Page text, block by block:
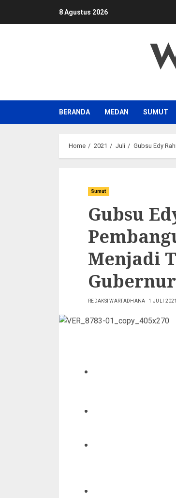
8 Agustus 2026
BERANDA MEDAN SUMUT
Home 2021 Juli Gubsu Edy
Sumut
Gubsu
Menjadi
Gubernur
REDAKSI WARTADHANA 1 JULI 2021